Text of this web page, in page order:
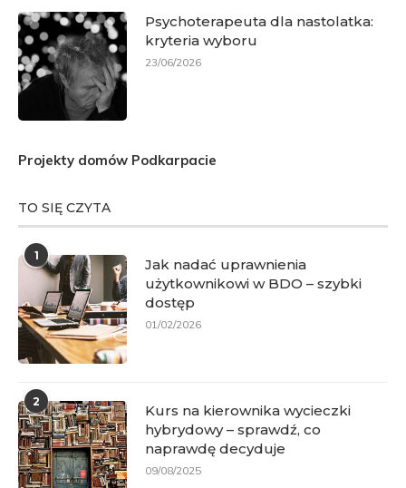
Psychoterapeuta dla nastolatka:
kryteria wyboru
23/06/2026
Projekty domów Podkarpacie
TO SIĘ CZYTA
1
Jak nadać uprawnienia
użytkownikowi w BDO – szybki
dostęp
01/02/2026
2
Kurs na kierownika wycieczki
hybrydowy – sprawdź, co
naprawdę decyduje
09/08/2025